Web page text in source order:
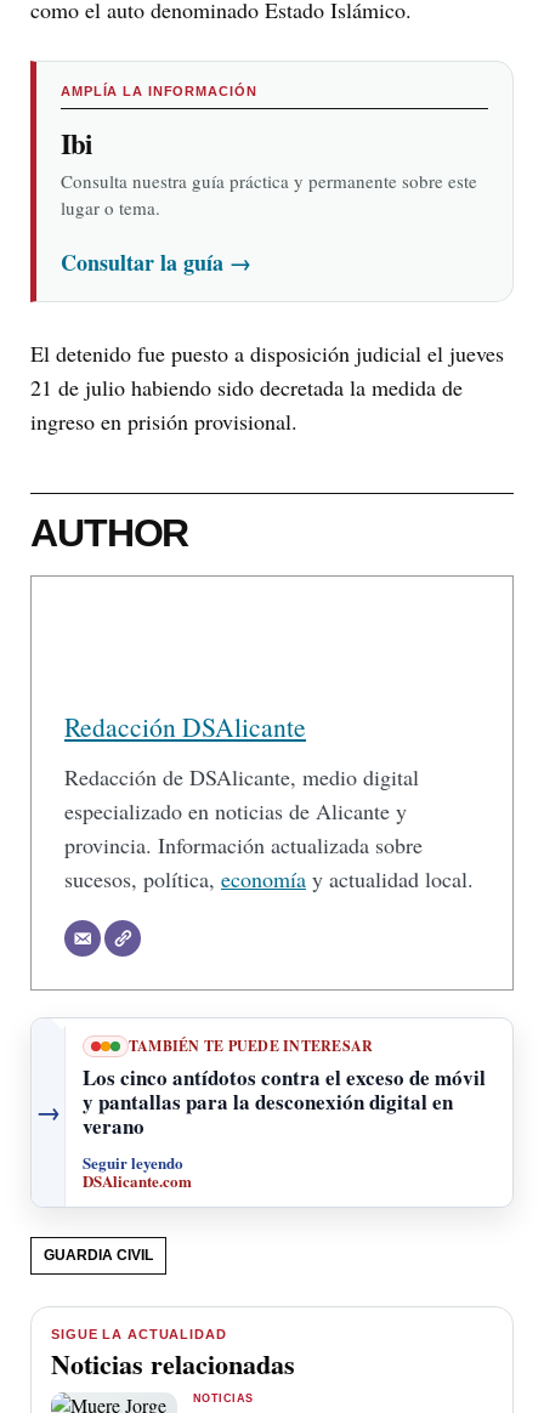
como el auto denominado Estado Islámico.
AMPLÍA LA INFORMACIÓN
Ibi
Consulta nuestra guía práctica y permanente sobre este
lugar o tema.
Consultar la guía →
El detenido fue puesto a disposición judicial el jueves
21 de julio habiendo sido decretada la medida de
ingreso en prisión provisional.
AUTHOR
Redacción DSAlicante
Redacción de DSAlicante, medio digital
especializado en noticias de Alicante y
provincia. Información actualizada sobre
sucesos, política, economía y actualidad local.
→
TAMBIÉN TE PUEDE INTERESAR
Los cinco antídotos contra el exceso de móvil
y pantallas para la desconexión digital en
verano
Seguir leyendo
DSAlicante.com
GUARDIA CIVIL
SIGUE LA ACTUALIDAD
Noticias relacionadas
NOTICIAS